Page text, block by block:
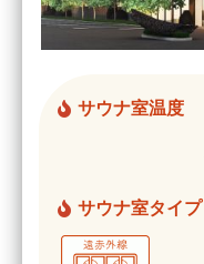
サウナ室温度
サウナ室タイプ